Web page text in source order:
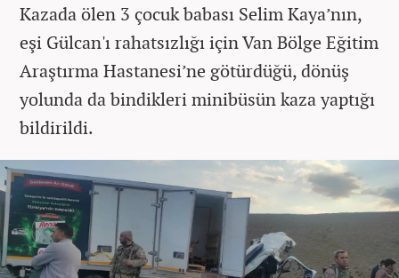
Kazada ölen 3 çocuk babası Selim Kaya’nın,
eşi Gülcan'ı rahatsızlığı için Van Bölge Eğitim
Araştırma Hastanesi’ne götürdüğü, dönüş
yolunda da bindikleri minibüsün kaza yaptığı
bildirildi.